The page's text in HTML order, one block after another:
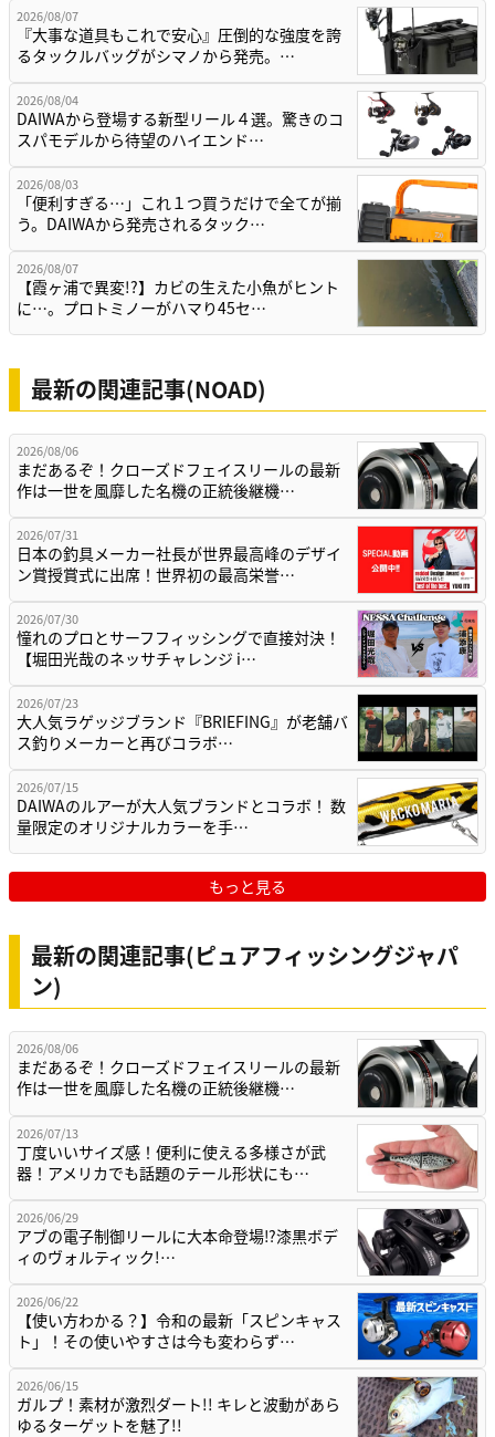
2026/08/07
『大事な道具もこれで安心』圧倒的な強度を誇
るタックルバッグがシマノから発売。…
2026/08/04
DAIWAから登場する新型リール４選。驚きのコ
スパモデルから待望のハイエンド…
2026/08/03
「便利すぎる…」これ１つ買うだけで全てが揃
う。DAIWAから発売されるタック…
2026/08/07
【霞ヶ浦で異変!?】カビの生えた小魚がヒント
に…。プロトミノーがハマり45セ…
最新の関連記事(NOAD)
2026/08/06
まだあるぞ！クローズドフェイスリールの最新
作は一世を風靡した名機の正統後継機…
2026/07/31
日本の釣具メーカー社長が世界最高峰のデザイ
ン賞授賞式に出席！世界初の最高栄誉…
2026/07/30
憧れのプロとサーフフィッシングで直接対決！
【堀田光哉のネッサチャレンジ i…
2026/07/23
大人気ラゲッジブランド『BRIEFING』が老舗バ
ス釣りメーカーと再びコラボ…
2026/07/15
DAIWAのルアーが大人気ブランドとコラボ！ 数
量限定のオリジナルカラーを手…
もっと見る
最新の関連記事(ピュアフィッシングジャパ
ン)
2026/08/06
まだあるぞ！クローズドフェイスリールの最新
作は一世を風靡した名機の正統後継機…
2026/07/13
丁度いいサイズ感！便利に使える多様さが武
器！アメリカでも話題のテール形状にも…
2026/06/29
アブの電子制御リールに大本命登場⁉漆黒ボデ
ィのヴォルティック!…
2026/06/22
【使い方わかる？】令和の最新「スピンキャス
ト」！その使いやすさは今も変わらず…
2026/06/15
ガルプ！素材が激烈ダート!! キレと波動があら
ゆるターゲットを魅了!!